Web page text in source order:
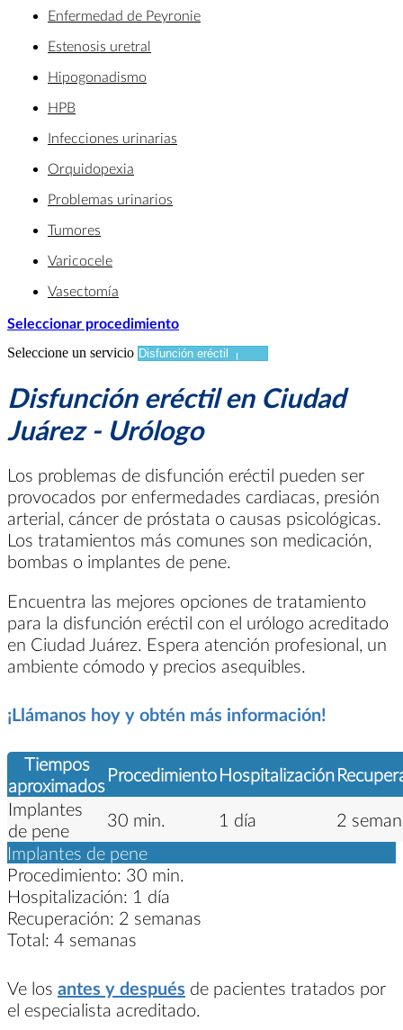
Enfermedad de Peyronie
Estenosis uretral
Hipogonadismo
HPB
Infecciones urinarias
Orquidopexia
Problemas urinarios
Tumores
Varicocele
Vasectomía
Seleccionar procedimiento
Seleccione un servicio
Disfunción eréctil en Ciudad
Juárez - Urólogo
Los problemas de disfunción eréctil pueden ser
provocados por enfermedades cardiacas, presión
arterial, cáncer de próstata o causas psicológicas.
Los tratamientos más comunes son medicación,
bombas o implantes de pene.
Encuentra las mejores opciones de tratamiento
para la disfunción eréctil con el urólogo acreditado
en Ciudad Juárez. Espera atención profesional, un
ambiente cómodo y precios asequibles.
¡Llámanos hoy y obtén más información!
Tiempos
aproximadosProcedimientoHospitalización
Implantes
de pene
30 min. 1 día
2
Implantes de pene
Procedimiento: 30 min.
Hospitalización: 1 día
Recuperación: 2 semanas
Total: 4 semanas
Ve los antes y después de pacientes tratados por
el especialista acreditado.